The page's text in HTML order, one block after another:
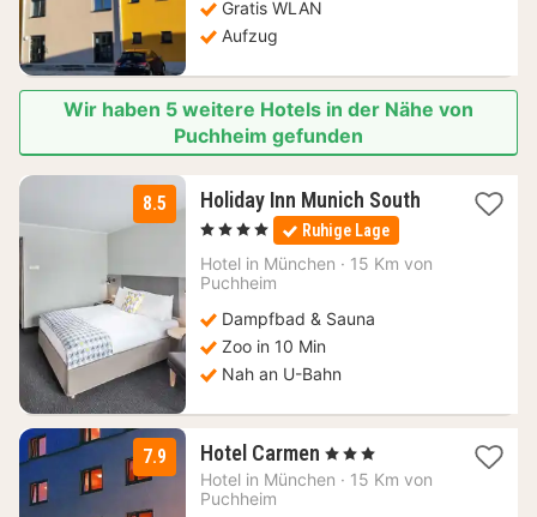
Gratis WLAN
Aufzug
Wir haben 5 weitere Hotels in der Nähe von
Puchheim gefunden
8.5 Holiday Inn Munich South1
79
, 4 Sterne Ruhige Lage
Hotel in München · 15 Km von
Puchheim
Dampfbad & Sauna
Zoo in 10 Min
Nah an U-Bahn
7.9 Hotel Carmen 3
Nächte
, 3 Sterne
Hotel in München · 15 Km von
Puchheim